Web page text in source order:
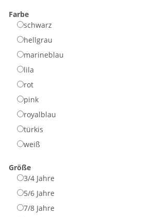
Farbe
schwarz
hellgrau
marineblau
lila
rot
pink
royalblau
türkis
weiß
Größe
3/4 Jahre
5/6 Jahre
7/8 Jahre